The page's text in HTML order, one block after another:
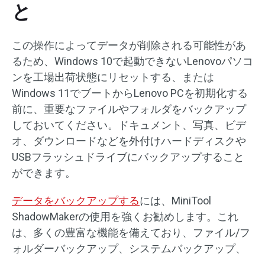
と
この操作によってデータが削除される可能性があ
るため、Windows 10で起動できないLenovoパソコ
ンを工場出荷状態にリセットする、または
Windows 11でブートからLenovo PCを初期化する
前に、重要なファイルやフォルダをバックアップ
しておいてください。ドキュメント、写真、ビデ
オ、ダウンロードなどを外付けハードディスクや
USBフラッシュドライブにバックアップすること
ができます。
データをバックアップするには、MiniTool
ShadowMakerの使用を強くお勧めします。これ
は、多くの豊富な機能を備えており、ファイル/フ
ォルダーバックアップ、システムバックアップ、